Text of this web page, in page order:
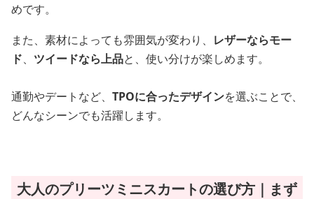
めです。
また、素材によっても雰囲気が変わり、 レザーならモー
ド、 ツイードなら上品と、使い分けが楽しめます。
通勤やデートなど、 TPOに合ったデザインを選ぶことで、
どんなシーンでも活躍します。
大人のプリーツミニスカートの選び方｜まず